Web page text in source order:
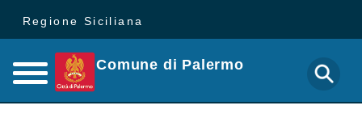
Regione Siciliana
Comune di Palermo